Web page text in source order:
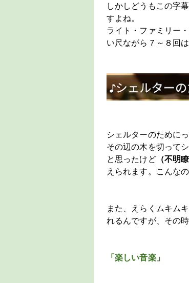
しかしどうもこの字
すよね。
ライト・ファミリー
い尺ながら７～８回
シェルターのために
その辺の木を切って
と思ったけど（不明瞭
えられます。こんな
また、えらくムキム
れるんですが、その
「楽しい音楽」